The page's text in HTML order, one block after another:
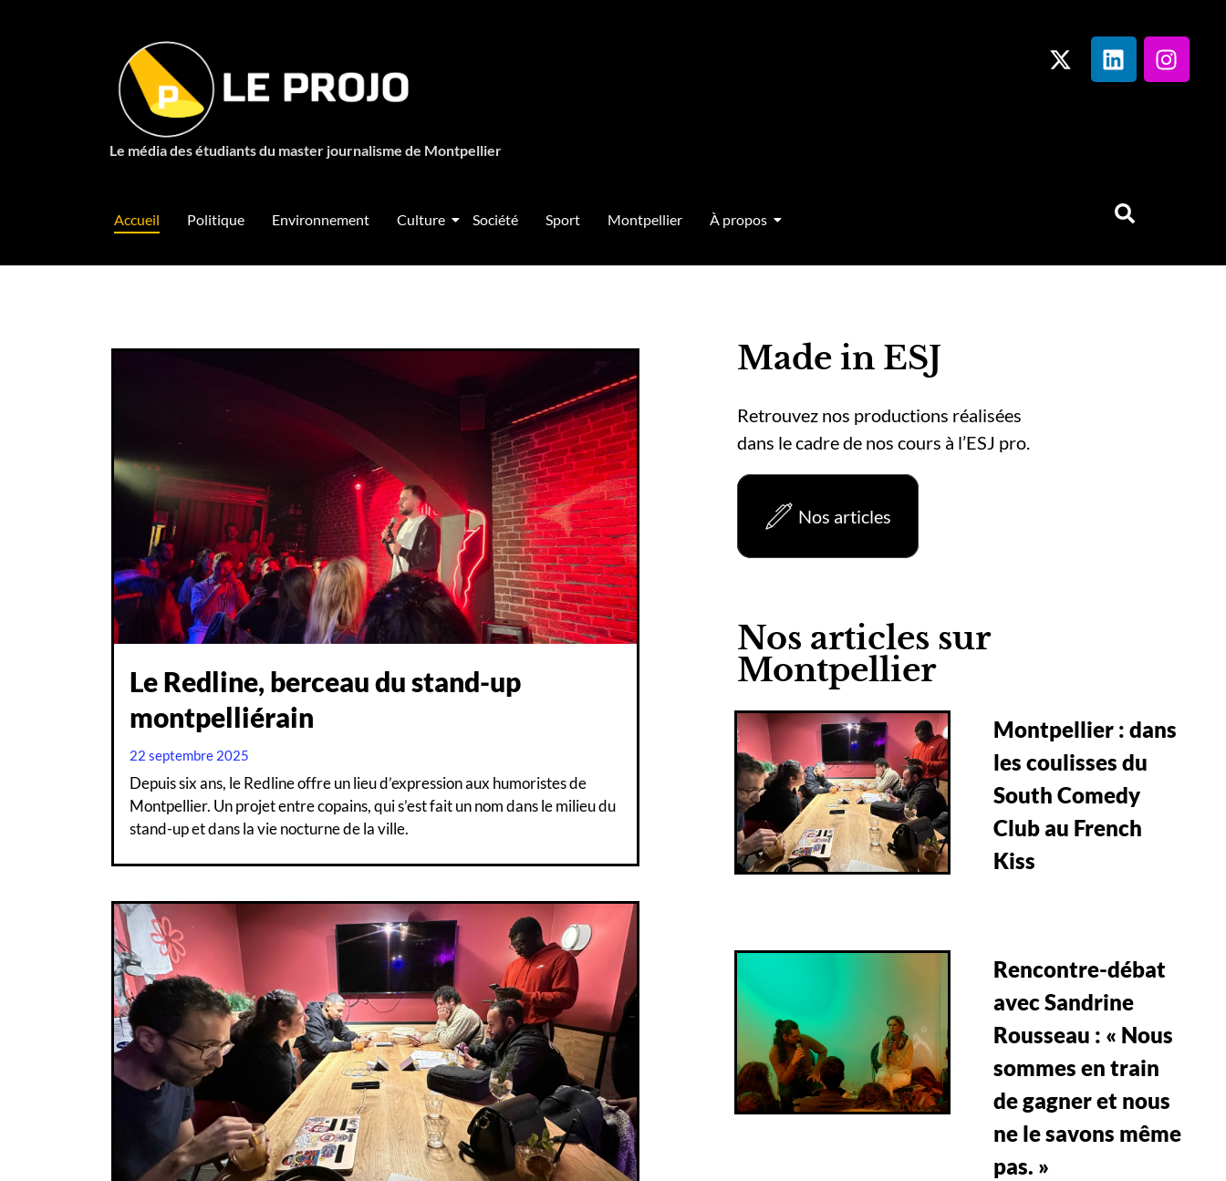
Le média des étudiants du master journalisme de Montpellier
Accueil Politique Environnement Culture Société Sport Montpellier À propos
Le Redline, berceau du stand-up
montpelliérain
22 septembre 2025
Depuis six ans, le Redline offre un lieu d’expression aux humoristes de
Montpellier. Un projet entre copains, qui s’est fait un nom dans le milieu du
stand-up et dans la vie nocturne de la ville.
Made in ESJ
Retrouvez nos productions réalisées
dans le cadre de nos cours à l’ESJ pro.
Nos articles
Nos articles sur
Montpellier
Montpellier : dans
les coulisses du
South Comedy
Club au French
Kiss
Rencontre-débat
avec Sandrine
Rousseau : « Nous
sommes en train
de gagner et nous
ne le savons même
pas. »